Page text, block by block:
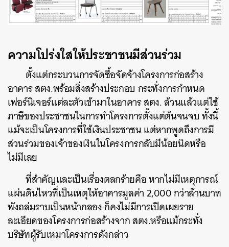
ความโปร่งใสให้ประชาชนมีส่วนร่วม
ตั้งแต่กระบวนการจัดซื้อจัดจ้างโครงการก่อสร้าง
อาคาร สตง.พร้อมสิ่งสร้างประกอบ กระทั่งการกำหนด
เฟอร์นิเจอร์แต่ละตัวเข้ามาในอาคาร สตง. ล้วนแล้วแต่ใช้
ภาษีของประชาชนในการทำโครงการตั้งแต่ต้นจนจบ ทั้งนี้
แม้จะเป็นโครงการที่ใช้เงินประชาชน แต่หากพูดถึงการมี
ส่วนร่วมของเจ้าของเงินในโครงการกลับมีน้อยนิดหรือ
ไม่มีเลย
ที่สำคัญและเป็นเรื่องตลกร้ายคือ หากไม่มีเหตุการณ์
แผ่นดินไหวที่เป็นเหตุให้อาคารมูลค่า 2,000 กว่าล้านบาท
พังถล่มราบเป็นหน้ากลอง ก็คงไม่มีการเปิดเผยราย
ละเอียดของโครงการก่อสร้างจาก สตง.หรือแม้กระทั่ง
บริษัทผู้รับเหมาโครงการดังกล่าว